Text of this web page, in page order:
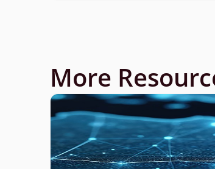
More